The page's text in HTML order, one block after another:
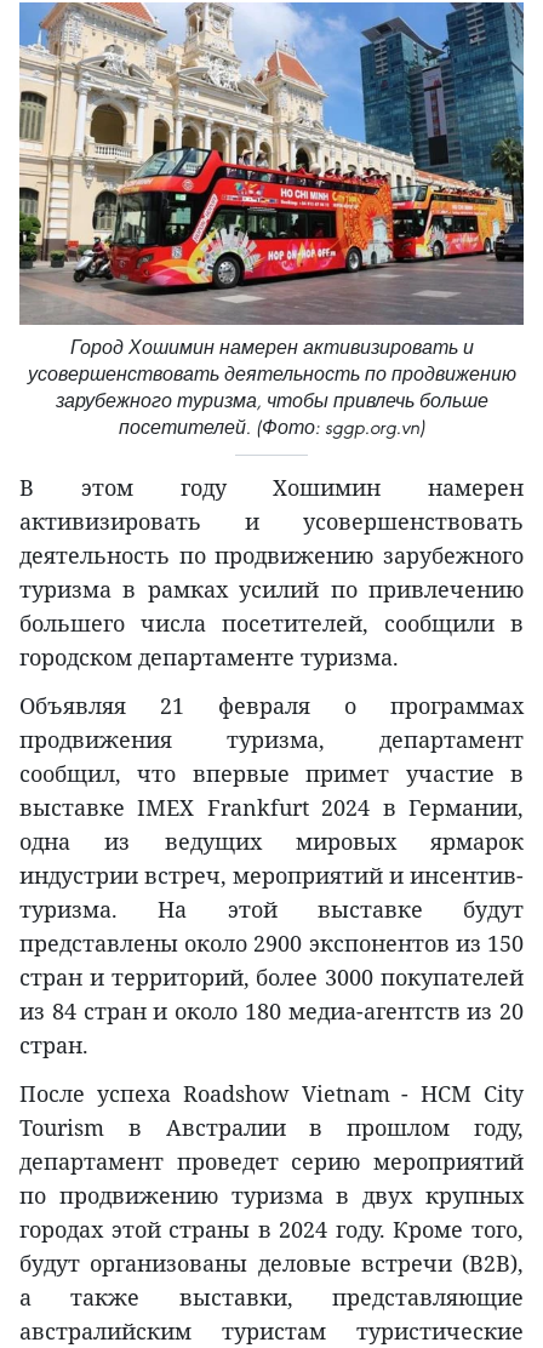
Город Хошимин намерен активизировать и
усовершенствовать деятельность по продвижению
зарубежного туризма, чтобы привлечь больше
посетителей. (Фото: sggp.org.vn)
В этом году Хошимин намерен
активизировать и усовершенствовать
деятельность по продвижению зарубежного
туризма в рамках усилий по привлечению
большего числа посетителей, сообщили в
городском департаменте туризма.
Объявляя 21 февраля о программах
продвижения туризма, департамент
сообщил, что впервые примет участие в
выставке IMEX Frankfurt 2024 в Германии,
одна из ведущих мировых ярмарок
индустрии встреч, мероприятий и инсентив-
туризма. На этой выставке будут
представлены около 2900 экспонентов из 150
стран и территорий, более 3000 покупателей
из 84 стран и около 180 медиа-агентств из 20
стран.
После успеха Roadshow Vietnam - HCM City
Tourism в Австралии в прошлом году,
департамент проведет серию мероприятий
по продвижению туризма в двух крупных
городах этой страны в 2024 году. Кроме того,
будут организованы деловые встречи (B2B),
а также выставки, представляющие
австралийским туристам туристические